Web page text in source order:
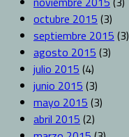
octubre 2015 (3)
septiembre 2015 (3)
agosto 2015 (3)
julio 2015 (4)
junio 2015 (3)
mayo 2015 (3)
abril 2015 (2)